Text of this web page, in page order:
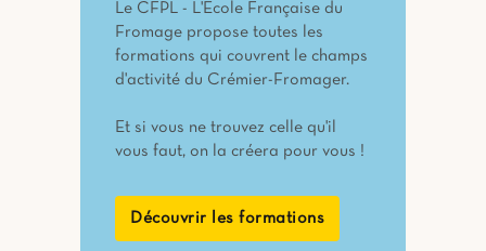
Le CFPL - L'École Française du
Fromage propose toutes les
formations qui couvrent le champs
d'activité du Crémier-Fromager.
Et si vous ne trouvez celle qu'il
vous faut, on la créera pour vous !
Découvrir les formations